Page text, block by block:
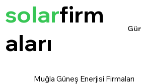
solarfirm
aları
Muğla Güneş Enerjisi Firmaları